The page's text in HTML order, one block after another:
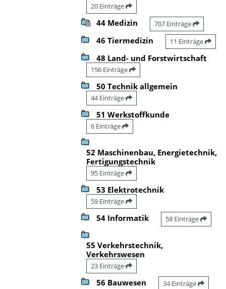
20 Einträge
44 Medizin 707 Einträge
46 Tiermedizin 11 Einträge
48 Land- und Forstwirtschaft
156 Einträge
50 Technik allgemein
44 Einträge
51 Werkstoffkunde
6 Einträge
52 Maschinenbau, Energietechnik,
Fertigungstechnik
95 Einträge
53 Elektrotechnik
59 Einträge
54 Informatik 58 Einträge
55 Verkehrstechnik,
Verkehrswesen
23 Einträge
56 Bauwesen 34 Einträge